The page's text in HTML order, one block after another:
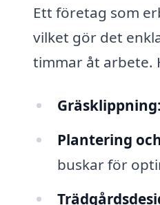
Ett företag som
vilket gör det
timmar åt arbete.
Gräsklippning:
Plantering
buskar för